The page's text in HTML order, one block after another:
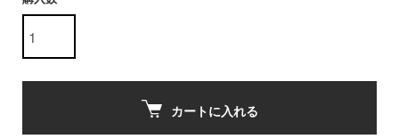
カートに入れる